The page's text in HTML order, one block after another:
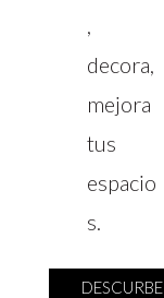
,
decora,
mejora
tus
espacio
s.
DESCURBE